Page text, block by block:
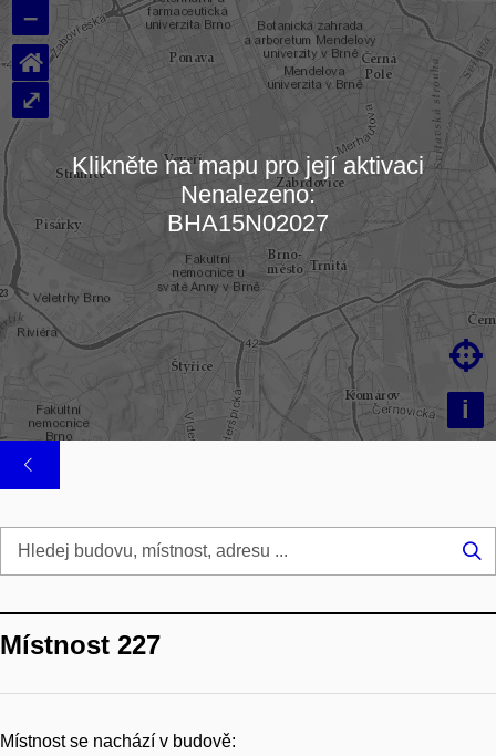
Načítám mapu…
–
i

⌂
⤢
Klikněte na mapu pro její aktivaci
Nenalezeno:
BHA15N02027
Místnost 227
Místnost se nachází v budově: